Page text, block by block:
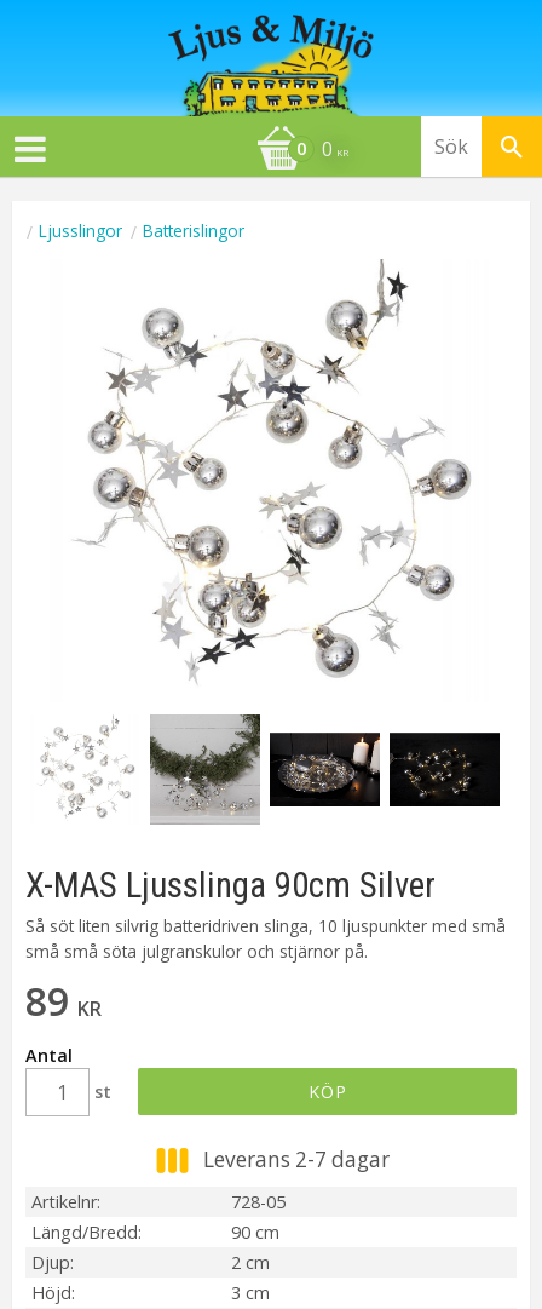
0 KR
Ljusslingor Batterislingor
X-MAS Ljusslinga 90cm Silver
Så söt liten silvrig batteridriven slinga, 10 ljuspunkter med små
små små söta julgranskulor och stjärnor på.
89 KR
Antal
st
KÖP
Leverans 2-7 dagar
Artikelnr
728-05
Längd/Bredd
90 cm
Djup
2 cm
Höjd
3 cm